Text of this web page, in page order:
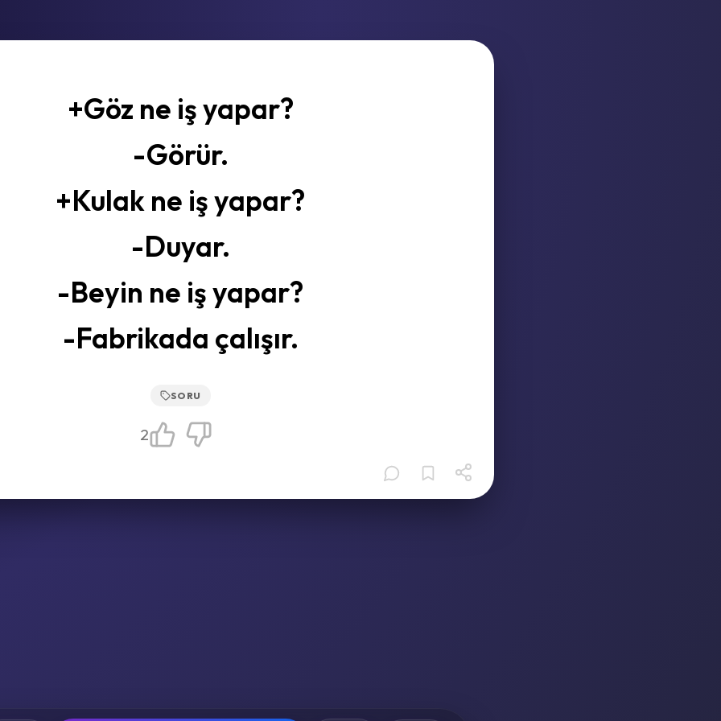
+Göz ne iş yapar?
-Görür.
+Kulak ne iş yapar?
-Duyar.
-Beyin ne iş yapar?
-Fabrikada çalışır.
SORU
2